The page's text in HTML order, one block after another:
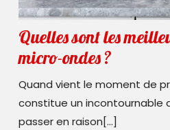
Quelles sont les
micro-ondes ?
sont
les
meilleures
Quand vient le moment de
constitue un incontournable
passer en raison[...]